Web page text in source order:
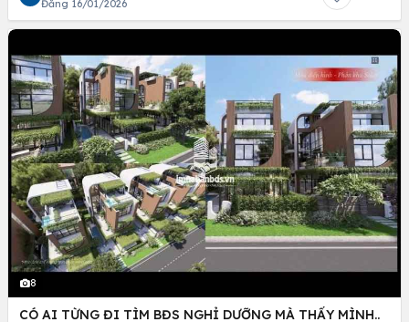
Đăng 16/01/2026
8
CÓ AI TỪNG ĐI TÌM BĐS NGHỈ DƯỠNG MÀ THẤY MÌNH..